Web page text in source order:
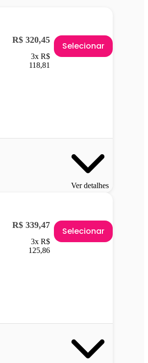
R$ 320,45
3x R$
118,81
Selecionar
Ver detalhes
R$ 339,47
3x R$
125,86
Selecionar